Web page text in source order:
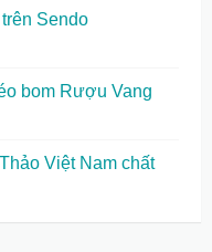
Sendo
bom Rượu Vang
Việt Nam chất